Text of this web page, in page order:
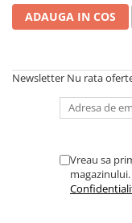
Piese sah electronice
Piese Sah Tematice
Sah Magnetic India
Set Sah + Table/
Seturi Sah
Ceasuri De Sah
ADAUGA IN COS
Newsletter Nu rata
Vreau sa